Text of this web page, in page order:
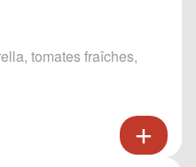
tomates fraîches,